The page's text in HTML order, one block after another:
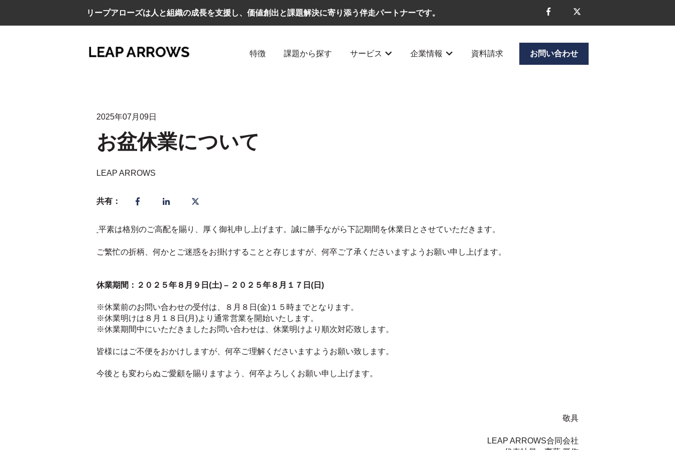
リープアローズは人と組織の成長を支援し、価値創出と課題解決に寄り添う伴走パートナーです。
特徴 課題から探す サービス
サービスのサブメニューを表示
企業情報
企業情報のサブメニューを表示
資料請求 お問い合わせ
2025年07月09日
お盆休業について
LEAP ARROWS
共有：
平素は格別のご高配を賜り、厚く御礼申し上げます。 誠に勝手ながら下記期間を休業日とさせていただきます。
ご繁忙の折柄、何かとご迷惑をお掛けすることと存じますが、何卒ご了承くださいますようお願い申し上げます。
休業期間：２０２５年８月９日(土) – ２０２５年８月１７日(日)
※休業前のお問い合わせの受付は、８月８日(金)１５時までとなります。
※休業明けは８月１８日(月)より通常営業を開始いたします。
※休業期間中にいただきましたお問い合わせは、休業明けより順次対応致します。
皆様にはご不便をおかけしますが、何卒ご理解くださいますようお願い致します。
今後とも変わらぬご愛顧を賜りますよう、何卒よろしくお願い申し上げます。
敬具
LEAP ARROWS合同会社